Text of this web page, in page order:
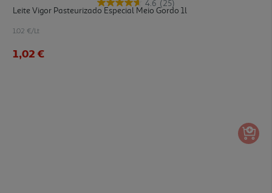
4.6 (25)
Leite Vigor Pasteurizado Especial Meio Gordo 1l
1.02 €/Lt
1,02 €